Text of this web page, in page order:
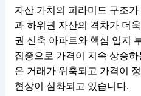
자산 가치의 피라미드 구조
과 하위권 자산의 격차가 더
권 신축 아파트와 핵심 입지
집중으로 가격이 지속 상승
은 거래가 위축되고 가격이
현상이 심화되고 있습니다.